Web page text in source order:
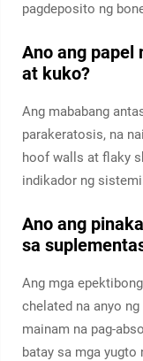
pagdeposito ng
Ano ang papel
at kuko?
Ang mababang
parakeratosis, na
hoof walls at flaky
indikador ng
Ano ang
sa
Ang mga
chelated na anyo
mainam na pag-
batay sa mga yugto